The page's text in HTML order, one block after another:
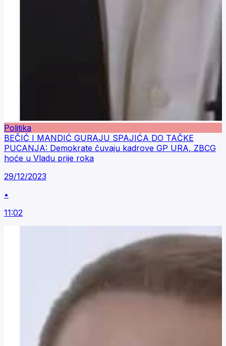
Politika
BEČIĆ I MANDIĆ GURAJU SPAJIĆA DO TAČKE
PUCANJA: Demokrate čuvaju kadrove GP URA, ZBCG
hoće u Vladu prije roka
29/12/2023
•
11:02